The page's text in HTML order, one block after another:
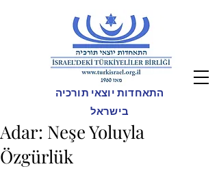
התאחדות יוצאי תורכיה
בישראל
Adar: Neşe Yoluyla
Özgürlük